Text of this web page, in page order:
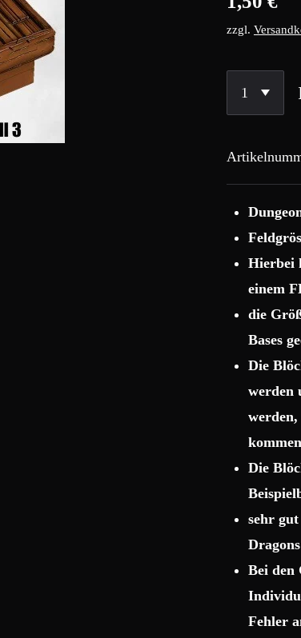
zzgl.
Hierbei
einem
die
Bases
Die
werden
werden,
kommen
Die
sehr
Bei den
Fehler